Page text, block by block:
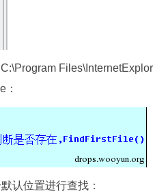
认位置进行查找：